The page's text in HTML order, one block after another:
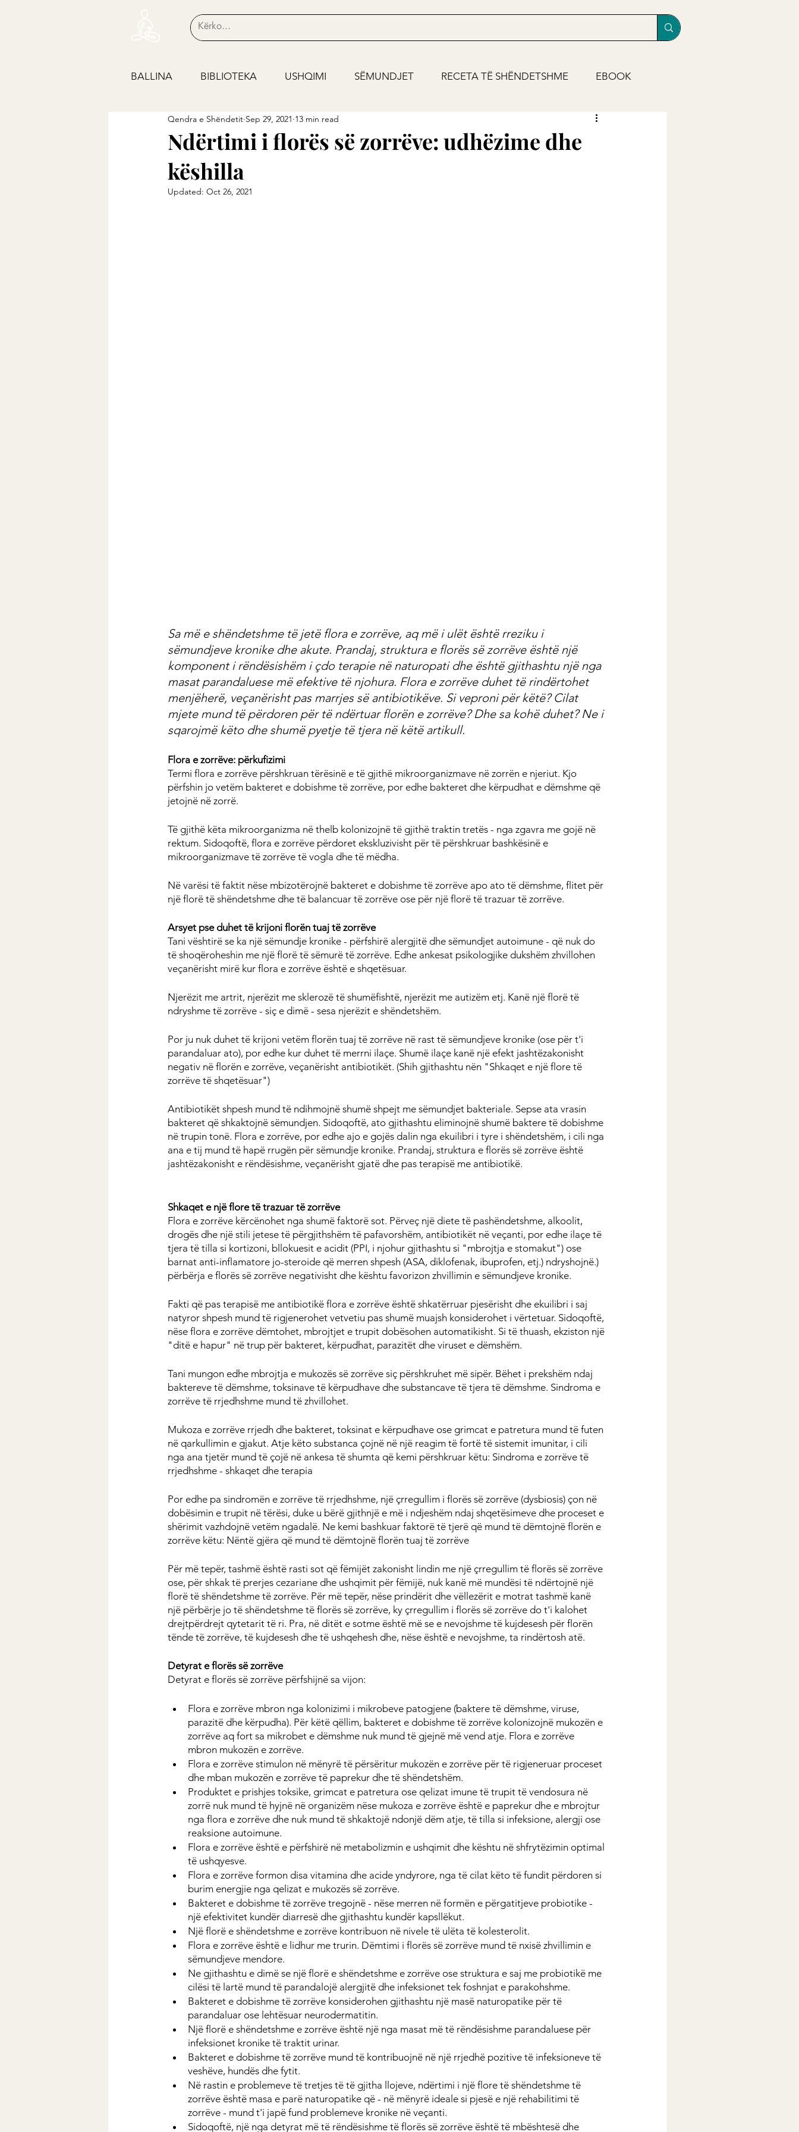
BALLINA BIBLIOTEKA USHQIMI SËMUNDJET RECETA TË SHËNDETSHME EBOOK
Ndërtimi i florës së zorrëve: udhëzime dhe
këshilla
Qendra e Shëndetit Sep 29, 2021 13 min read
Updated: Oct 26, 2021
Sa më e shëndetshme të jetë flora e zorrëve, aq më i ulët është rreziku i
sëmundjeve kronike dhe akute. Prandaj, struktura e florës së zorrëve është një
komponent i rëndësishëm i çdo terapie në naturopati dhe është gjithashtu një nga
masat parandaluese më efektive të njohura. Flora e zorrëve duhet të rindërtohet
menjëherë, veçanërisht pas marrjes së antibiotikëve. Si veproni për këtë? Cilat
mjete mund të përdoren për të ndërtuar florën e zorrëve? Dhe sa kohë duhet? Ne i
sqarojmë këto dhe shumë pyetje të tjera në këtë artikull.
Flora e zorrëve: përkufizimi
Termi flora e zorrëve përshkruan tërësinë e të gjithë mikroorganizmave në zorrën e njeriut. Kjo
përfshin jo vetëm bakteret e dobishme të zorrëve, por edhe bakteret dhe kërpudhat e dëmshme që
jetojnë në zorrë.
Të gjithë këta mikroorganizma në thelb kolonizojnë të gjithë traktin tretës - nga zgavra me gojë në
rektum. Sidoqoftë, flora e zorrëve përdoret ekskluzivisht për të përshkruar bashkësinë e
mikroorganizmave të zorrëve të vogla dhe të mëdha.
Në varësi të faktit nëse mbizotërojnë bakteret e dobishme të zorrëve apo ato të dëmshme, flitet për
një florë të shëndetshme dhe të balancuar të zorrëve ose për një florë të trazuar të zorrëve.
Arsyet pse duhet të krijoni florën tuaj të zorrëve
Tani vështirë se ka një sëmundje kronike - përfshirë alergjitë dhe sëmundjet autoimune - që nuk do
të shoqëroheshin me një florë të sëmurë të zorrëve. Edhe ankesat psikologjike dukshëm zhvillohen
veçanërisht mirë kur flora e zorrëve është e shqetësuar.
Njerëzit me artrit, njerëzit me sklerozë të shumëfishtë, njerëzit me autizëm etj. Kanë një florë të
ndryshme të zorrëve - siç e dimë - sesa njerëzit e shëndetshëm.
Por ju nuk duhet të krijoni vetëm florën tuaj të zorrëve në rast të sëmundjeve kronike (ose për t'i
parandaluar ato), por edhe kur duhet të merrni ilaçe. Shumë ilaçe kanë një efekt jashtëzakonisht
negativ në florën e zorrëve, veçanërisht antibiotikët. (Shih gjithashtu nën "Shkaqet e një flore të
zorrëve të shqetësuar")
Antibiotikët shpesh mund të ndihmojnë shumë shpejt me sëmundjet bakteriale. Sepse ata vrasin
bakteret që shkaktojnë sëmundjen. Sidoqoftë, ato gjithashtu eliminojnë shumë baktere të dobishme
në trupin tonë. Flora e zorrëve, por edhe ajo e gojës dalin nga ekuilibri i tyre i shëndetshëm, i cili nga
ana e tij mund të hapë rrugën për sëmundje kronike. Prandaj, struktura e florës së zorrëve është
jashtëzakonisht e rëndësishme, veçanërisht gjatë dhe pas terapisë me antibiotikë.
Shkaqet e një flore të trazuar të zorrëve
Flora e zorrëve kërcënohet nga shumë faktorë sot. Përveç një diete të pashëndetshme, alkoolit,
drogës dhe një stili jetese të përgjithshëm të pafavorshëm, antibiotikët në veçanti, por edhe ilaçe të
tjera të tilla si kortizoni, bllokuesit e acidit (PPI, i njohur gjithashtu si "mbrojtja e stomakut") ose
barnat anti-inflamatore jo-steroide që merren shpesh (ASA, diklofenak, ibuprofen, etj.) ndryshojnë.)
përbërja e florës së zorrëve negativisht dhe kështu favorizon zhvillimin e sëmundjeve kronike.
Fakti që pas terapisë me antibiotikë flora e zorrëve është shkatërruar pjesërisht dhe ekuilibri i saj
natyror shpesh mund të rigjenerohet vetvetiu pas shumë muajsh konsiderohet i vërtetuar. Sidoqoftë,
nëse flora e zorrëve dëmtohet, mbrojtjet e trupit dobësohen automatikisht. Si të thuash, ekziston një
"ditë e hapur" në trup për bakteret, kërpudhat, parazitët dhe viruset e dëmshëm.
Tani mungon edhe mbrojtja e mukozës së zorrëve siç përshkruhet më sipër. Bëhet i prekshëm ndaj
baktereve të dëmshme, toksinave të kërpudhave dhe substancave të tjera të dëmshme. Sindroma e
zorrëve të rrjedhshme mund të zhvillohet.
Mukoza e zorrëve rrjedh dhe bakteret, toksinat e kërpudhave ose grimcat e patretura mund të futen
në qarkullimin e gjakut. Atje këto substanca çojnë në një reagim të fortë të sistemit imunitar, i cili
nga ana tjetër mund të çojë në ankesa të shumta që kemi përshkruar këtu: Sindroma e zorrëve të
rrjedhshme - shkaqet dhe terapia
Por edhe pa sindromën e zorrëve të rrjedhshme, një çrregullim i florës së zorrëve (dysbiosis) çon në
dobësimin e trupit në tërësi, duke u bërë gjithnjë e më i ndjeshëm ndaj shqetësimeve dhe proceset e
shërimit vazhdojnë vetëm ngadalë. Ne kemi bashkuar faktorë të tjerë që mund të dëmtojnë florën e
zorrëve këtu: Nëntë gjëra që mund të dëmtojnë florën tuaj të zorrëve
Për më tepër, tashmë është rasti sot që fëmijët zakonisht lindin me një çrregullim të florës së zorrëve
ose, për shkak të prerjes cezariane dhe ushqimit për fëmijë, nuk kanë më mundësi të ndërtojnë një
florë të shëndetshme të zorrëve. Për më tepër, nëse prindërit dhe vëllezërit e motrat tashmë kanë
një përbërje jo të shëndetshme të florës së zorrëve, ky çrregullim i florës së zorrëve do t'i kalohet
drejtpërdrejt qytetarit të ri. Pra, në ditët e sotme është më se e nevojshme të kujdesesh për florën
tënde të zorrëve, të kujdesesh dhe të ushqehesh dhe, nëse është e nevojshme, ta rindërtosh atë.
Detyrat e florës së zorrëve
Detyrat e florës së zorrëve përfshijnë sa vijon:
Flora e zorrëve mbron nga kolonizimi i mikrobeve patogjene (baktere të dëmshme, viruse,
parazitë dhe kërpudha). Për këtë qëllim, bakteret e dobishme të zorrëve kolonizojnë mukozën e
zorrëve aq fort sa mikrobet e dëmshme nuk mund të gjejnë më vend atje. Flora e zorrëve
mbron mukozën e zorrëve.
Flora e zorrëve stimulon në mënyrë të përsëritur mukozën e zorrëve për të rigjeneruar proceset
dhe mban mukozën e zorrëve të paprekur dhe të shëndetshëm.
Produktet e prishjes toksike, grimcat e patretura ose qelizat imune të trupit të vendosura në
zorrë nuk mund të hyjnë në organizëm nëse mukoza e zorrëve është e paprekur dhe e mbrojtur
nga flora e zorrëve dhe nuk mund të shkaktojë ndonjë dëm atje, të tilla si infeksione, alergji ose
reaksione autoimune.
Flora e zorrëve është e përfshirë në metabolizmin e ushqimit dhe kështu në shfrytëzimin optimal
të ushqyesve.
Flora e zorrëve formon disa vitamina dhe acide yndyrore, nga të cilat këto të fundit përdoren si
burim energjie nga qelizat e mukozës së zorrëve.
Bakteret e dobishme të zorrëve tregojnë - nëse merren në formën e përgatitjeve probiotike -
një efektivitet kundër diarresë dhe gjithashtu kundër kapsllëkut.
Një florë e shëndetshme e zorrëve kontribuon në nivele të ulëta të kolesterolit.
Flora e zorrëve është e lidhur me trurin. Dëmtimi i florës së zorrëve mund të nxisë zhvillimin e
sëmundjeve mendore.
Ne gjithashtu e dimë se një florë e shëndetshme e zorrëve ose struktura e saj me probiotikë me
cilësi të lartë mund të parandalojë alergjitë dhe infeksionet tek foshnjat e parakohshme.
Bakteret e dobishme të zorrëve konsiderohen gjithashtu një masë naturopatike për të
parandaluar ose lehtësuar neurodermatitin.
Një florë e shëndetshme e zorrëve është një nga masat më të rëndësishme parandaluese për
infeksionet kronike të traktit urinar.
Bakteret e dobishme të zorrëve mund të kontribuojnë në një rrjedhë pozitive të infeksioneve të
veshëve, hundës dhe fytit.
Në rastin e problemeve të tretjes të të gjitha llojeve, ndërtimi i një flore të shëndetshme të
zorrëve është masa e parë naturopatike që - në mënyrë ideale si pjesë e një rehabilitimi të
zorrëve - mund t'i japë fund problemeve kronike në veçanti.
Sidoqoftë, një nga detyrat më të rëndësishme të florës së zorrëve është të mbështesë dhe